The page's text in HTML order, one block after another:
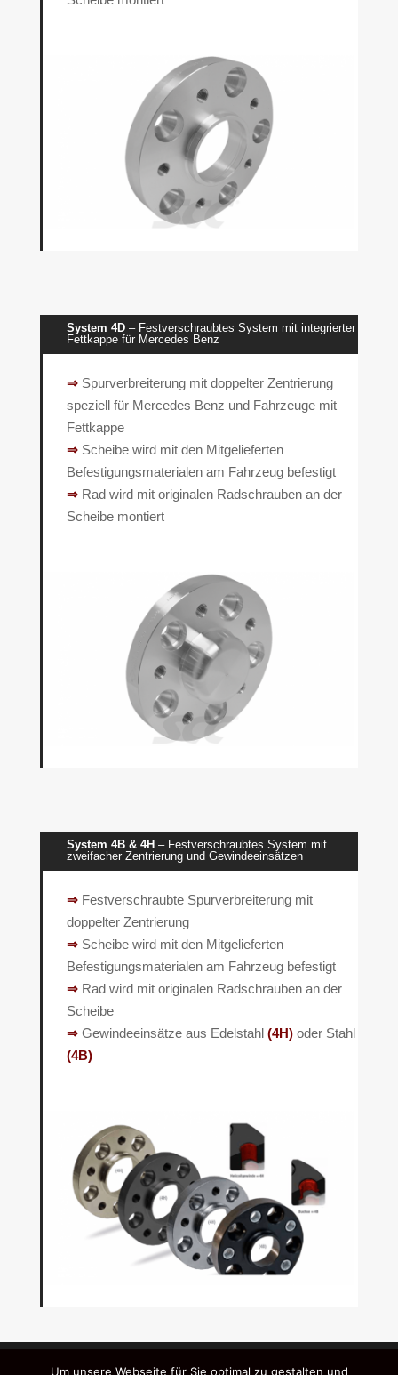
System 4D– Festverschraubtes System mit integrierter
Fettkappe für Mercedes Benz
⇒ Spurverbreiterung mit doppelter Zentrierung
speziell für Mercedes Benz und Fahrzeuge mit
Fettkappe
⇒ Scheibe wird mit den Mitgelieferten
Befestigungsmaterialen am Fahrzeug befestigt
⇒ Rad wird mit originalen Radschrauben an der
Scheibe montiert
System 4B & 4H – Festverschraubtes System mit
zweifacher Zentrierung und Gewindeeinsätzen
⇒ Festverschraubte Spurverbreiterung mit
doppelter Zentrierung
⇒ Scheibe wird mit den Mitgelieferten
Befestigungsmaterialen am Fahrzeug befestigt
⇒ Rad wird mit originalen Radschrauben an der
Scheibe
⇒ Gewindeeinsätze aus Edelstahl(4H) oder Stahl
(4B)
Impressum Datenschutzerklärung AGB
Um unsere Webseite für Sie optimal zu gestalten und